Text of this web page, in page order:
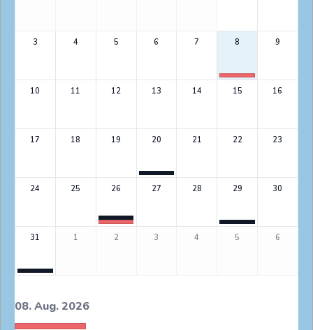
3 4 5 6 7 8 9
10 11 12 13 14 15 16
17 18 19 20 21 22 23
24 25 26 27 28 29 30
31 1 2 3 4 5 6
08. Aug. 2026